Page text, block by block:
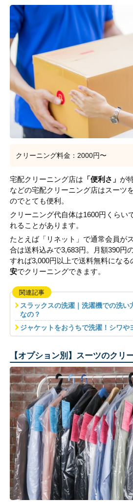
クリーニング料金：2000円〜
宅配クリーニング店は 「便利さ」 が
などの宅配クリーニング店はスーツ
のでとても便利。
クリーニング代自体は1600円くらい
れることがあります。
たとえば「リネット」で通常会員が
合は送料込みで3,683円。月額390円
すれば3,000円以上で送料無料になる
安でクリーニングできます。
関連記事
スラックスの洗濯｜洗濯機での洗い
なの？
ジャケットをおうちで洗濯！シワや
【オプション別】スーツのクリ